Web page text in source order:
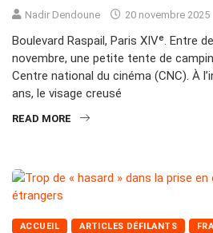
Nadir Dendoune 20 novembre 2025
Boulevard Raspail, Paris XIVᵉ. Entre
novembre, une petite tente de
Centre national du cinéma (CNC). À
ans, le visage creusé
READ MORE
ACCUEIL ARTICLES DÉFILANTS